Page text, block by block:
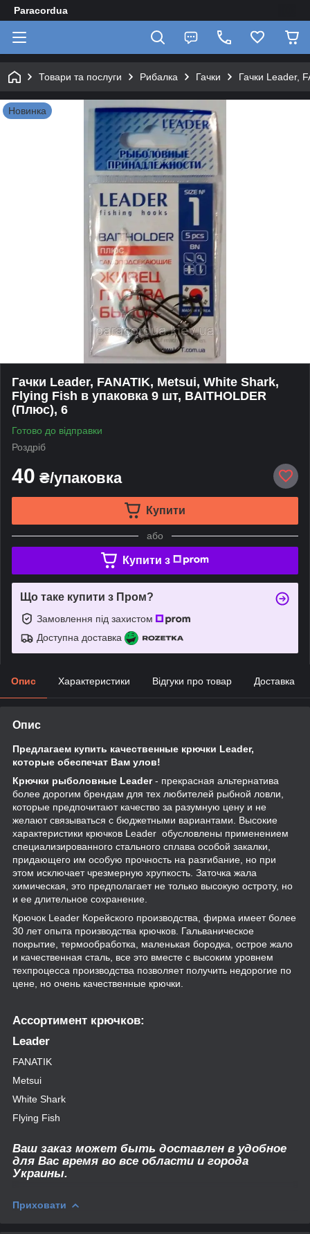
Paracordua
Товари та послуги Рибалка Гачки Гачки Leader,
Новинка
Гачки Leader, FANATIK, Metsui, White Shark,
Flying Fish в упаковка 9 шт, BAITHOLDER
(Плюс), 6
Готово до відправки
Роздріб
40 ₴/упаковка
Купити
або
Купити з
Що таке купити з Пром?
Замовлення під захистом
Доступна доставка
Опис Характеристики Відгуки про товар Доставка
Опис
Предлагаем купить качественные крючки Leader,
которые обеспечат Вам улов!
Крючки рыболовные Leader- прекрасная альтернатива
более дорогим брендам для тех любителей рыбной ловли,
которые предпочитают качество за разумную цену и не
желают связываться с бюджетными вариантами. Высокие
характеристики крючков Leader обусловлены применением
специализированного стального сплава особой закалки,
придающего им особую прочность на разгибание, но при
этом исключает чрезмерную хрупкость. Заточка жала
химическая, это предполагает не только высокую остроту, но
и ее длительное сохранение.
Крючок Leader Корейского производства, фирма имеет более
30 лет опыта производства крючков. Гальваническое
покрытие, термообработка, маленькая бородка, острое жало
и качественная сталь, все это вместе с высоким уровнем
техпроцесса производства позволяет получить недорогие по
цене, но очень качественные крючки.
Ассортимент крючков:
Leader
FANATIK
Metsui
White Shark
Flying Fish
Ваш заказ может быть доставлен в удобное
для Вас время во все области и города
Украины.
Приховати